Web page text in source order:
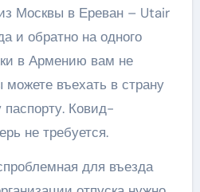
Москвы в Ереван – Utair
и обратно на одного
в Армению вам не
можете въехать в страну
Ковид-
не требуется.
для въезда